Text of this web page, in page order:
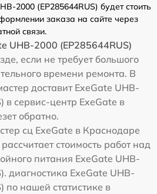
2000 (EP285644RUS) будет стоить
заказа на сайте через
связи.
UHB-2000 (EP285644RUS)
если не требует большого
времени ремонта. В
доставит ExeGate UHB-
в сервис-центр ExeGate в
обратно.
сц ExeGate в Краснодаре
стоимость работ над
питания ExeGate UHB-
диагностика ExeGate UHB-
по нашей статистике в